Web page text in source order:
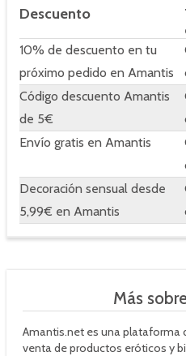
Descuento
10% de descuento en tu
próximo pedido en Amantis
Código descuento Amantis
de 5€
Envío gratis en Amantis
Decoración sensual desde
5,99€ en Amantis
Más
Amantis.net es una plataforma
venta de productos eróticos y